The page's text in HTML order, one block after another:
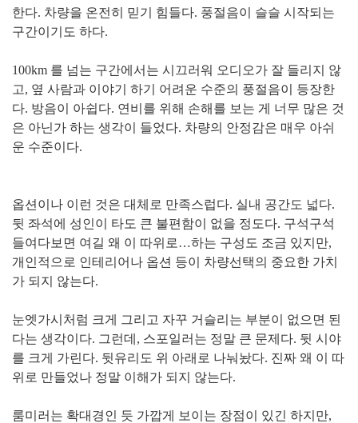
한다. 차량을 온전히 믿기 힘들다. 풍절음이 슬슬 시작되는
구간이기도 하다.
100km 를 넘는 구간에서는 시끄러워 오디오가 잘 들리지 않
고, 옆 사람과 이야기 하기 어려운 수준의 풍절음이 등장한
다. 방음이 아쉽다. 연비를 위해 손해를 보는 게 너무 많은 것
은 아닌가 하는 생각이 들었다. 차량의 안정감은 매우 아쉬
운 수준이다.
옵션이나 이런 것은 대체로 만족스럽다. 실내 공간도 넓다.
뒷 좌석에 성인이 타도 큰 불편함이 없을 정도다. 구석구석
들여다보면 여길 왜 이 따위로…하는 구성도 조금 있지만,
개인적으로 인테리어나 옵션 등이 차량선택의 중요한 가치
가 되지 않는다.
눈엣가시처럼 크게 그리고 자꾸 거슬리는 부분이 없으면 된
다는 생각이다. 그런데, 스포일러는 정말 큰 문제다. 뒷 시야
를 크게 가린다. 뒷유리도 위 아래로 나눠놨다. 진짜 왜 이 따
위로 만들었나 정말 이해가 되지 않는다.
룸미러는 확대경인 듯 가깝게 보이는 장점이 있긴 하지만,